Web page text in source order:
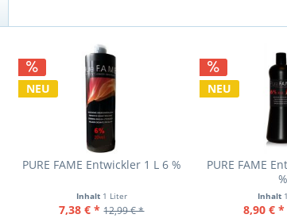
NEU
PURE FAME Entwickler 1 L 6 %
Inhalt 1 Liter
7,38 € * 12,99 € *
NEU
PURE FAME
%
Inhalt
8,90 € *